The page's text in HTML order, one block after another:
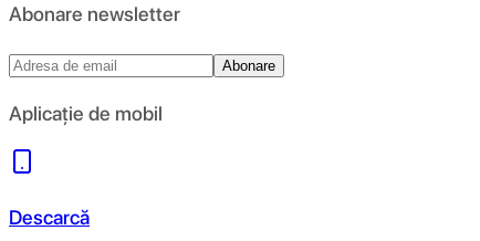
Abonare newsletter
Abonare
Aplicație de mobil
Descarcă